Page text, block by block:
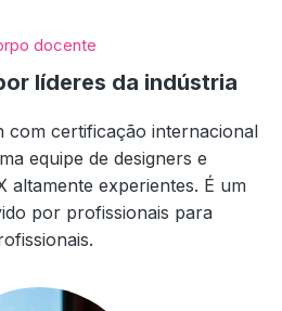
docente
líderes da indústria
com certificação internacional
equipe de designers e
altamente experientes. É um
por profissionais para